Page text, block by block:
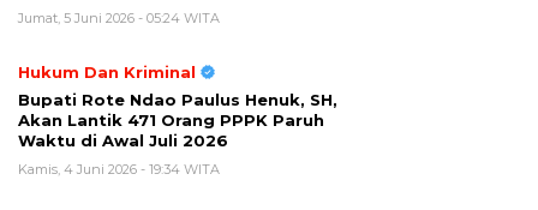
Jumat, 5 Juni 2026 - 05:24 WITA
Hukum Dan Kriminal
Bupati Rote Ndao Paulus Henuk, SH,
Akan Lantik 471 Orang PPPK Paruh
Waktu di Awal Juli 2026
Kamis, 4 Juni 2026 - 19:34 WITA